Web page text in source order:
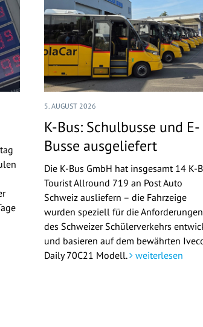
5. AUGUST 2026
K-Bus: Schulbusse und E-
Busse ausgeliefert
Die K-Bus GmbH hat insgesamt 14 K-
Tourist Allround 719 an Post Auto
Schweiz ausliefern – die Fahrzeige
wurden speziell für die Anforderungen
des Schweizer Schülerverkehrs
und basieren auf dem bewährten
Daily 70C21 Modell. weiterlesen